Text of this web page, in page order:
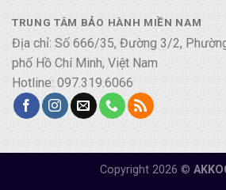
TRUNG TÂM BẢO HÀNH MIỀN NAM
Địa chỉ: Số 666/35, Đường 3/2,
phố Hồ Chí Minh, Việt Nam
Hotline: 097.319.6066
Copyright 2026 ©